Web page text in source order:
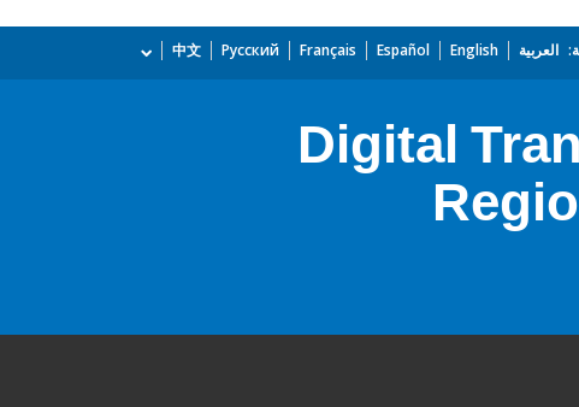
العربية English
Español
Français
Русский
中文
Digital